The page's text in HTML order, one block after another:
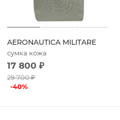
AERONAUTICA MILITARE
сумка кожа
17 800 ₽
29 700₽
-40%